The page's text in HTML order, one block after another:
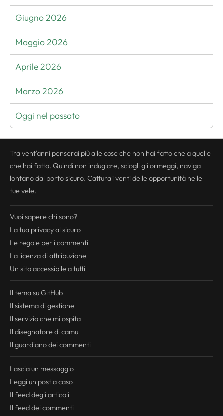
Giugno 2026
Maggio 2026
Aprile 2026
Marzo 2026
Oggi nel passato
Tra vent'anni penserai più alle cose che non hai fatto che a quelle
che hai fatto. Quindi non indugiare, sciogli gli ormeggi, naviga
lontano dal porto sicuro. Cattura i venti delle opportunità nelle
tue vele.
Vuoi sapere chi sono?
La tua privacyal sicuro
Le regole per i commenti
La licenza di attribuzione
Un sito accessibile a tutti
Il tema su GitHub
Il sistema di gestione
Il servizio che mi ospita
Il disegnatore di camu
Il guardiano dei commenti
Lascia un messaggio
Leggi un post a caso
Il feeddegli articoli
Il feeddei commenti